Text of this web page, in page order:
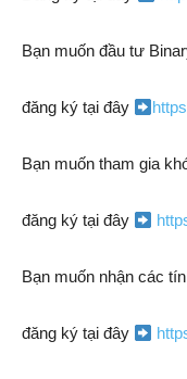
Bạn muốn đầu tư
đăng ký tại đây
Bạn muốn tham gia
đăng ký tại đây
Bạn muốn nhận các
đăng ký tại đây